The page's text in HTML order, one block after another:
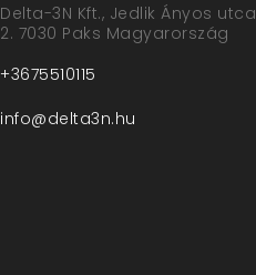
Delta-3N Kft., Jedlik Ányos utca
2. 7030 Paks Magyarország
+3675510115
info@delta3n.hu